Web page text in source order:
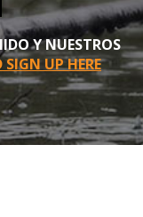
Y NUESTROS
UP HERE